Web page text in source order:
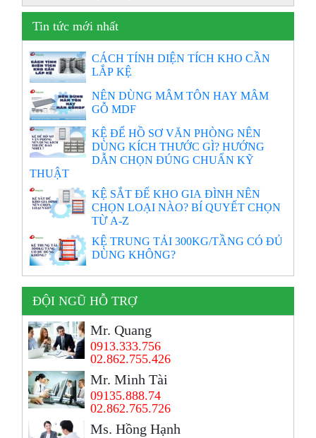
Tin tức mới nhất
CÁCH TÍNH DIỆN TÍCH KHO CẦN
LẮP KỆ
NÊN DÙNG MÂM TÔN HAY MÂM
GỖ MDF
KỆ ĐỂ HỒ SƠ VĂN PHÒNG NÊN
DÙNG KÍCH THƯỚC GÌ? HƯỚNG
DẪN CHỌN ĐÚNG CHUẨN KỸ
THUẬT
KỆ SẮT ĐỂ KHO GIA ĐÌNH NÊN
CHỌN LOẠI NÀO? BÍ QUYẾT CHỌN
TỪ A-Z
KỆ TRUNG TẢI 300KG/TẦNG CÓ ĐỦ
DÙNG KHÔNG?
ĐỘI NGŨ HỖ TRỢ
Mr. Quang
0913.333.756
02.862.755.426
Mr. Minh Tài
09135.888.74
02.862.765.726
Ms. Hồng Hạnh